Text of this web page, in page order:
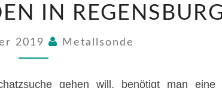
FINDEN
REGENSBURG
IN
2019 Metallsonde
gehen will, benötigt man eine